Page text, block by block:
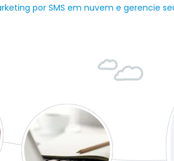
por SMS em nuvem e gerencie